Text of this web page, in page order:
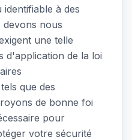
identifiable à des
nous
une telle
d'application de la loi
que des
de bonne foi
pour
votre sécurité